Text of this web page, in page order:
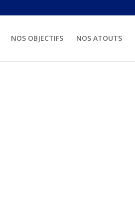
NOS OBJECTIFS NOS ATOUTS